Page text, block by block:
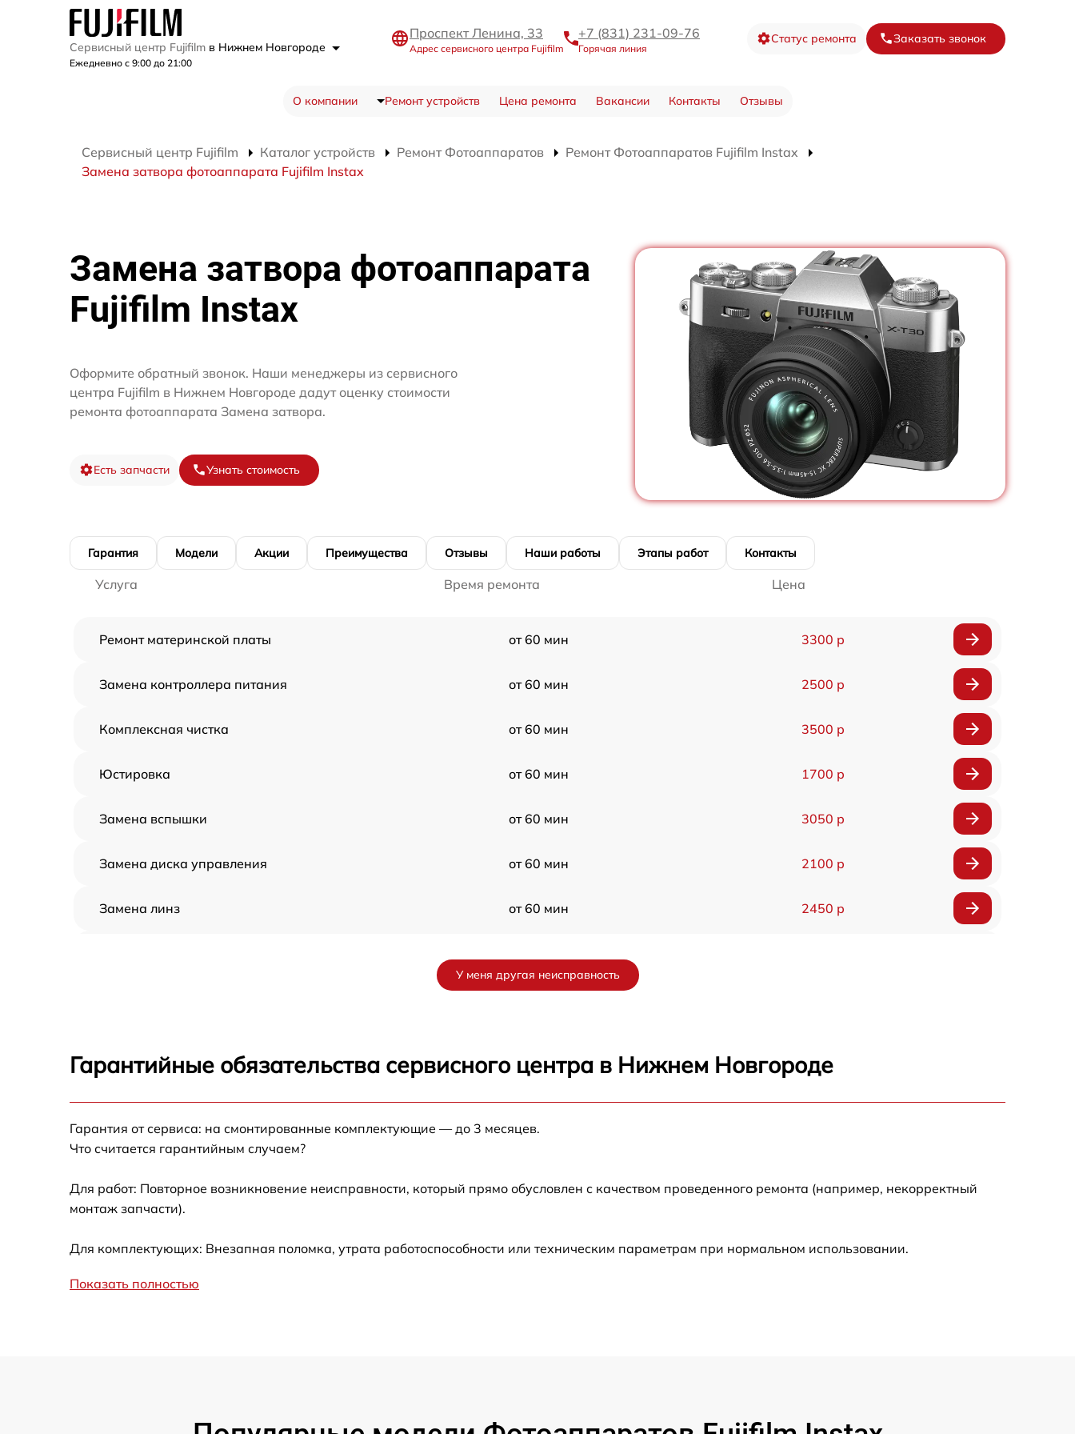
Сервисный центр Fujifilm в Нижнем Новгороде
Ежедневно с 9:00 до 21:00
Проспект Ленина, 33
Адрес сервисного центра Fujifilm
+7 (831) 231-09-76
Горячая линия
Статус ремонта Заказать звонок
О компании Ремонт устройств Цена ремонта Вакансии Контакты Отзывы
Сервисный центр Fujifilm Каталог устройств Ремонт Фотоаппаратов
Ремонт Фотоаппаратов Fujifilm Instax
Замена затвора фотоаппарата Fujifilm Instax
Замена затвора фотоаппарата
Fujifilm Instax
Оформите обратный звонок. Наши менеджеры из сервисного
центра Fujifilm в Нижнем Новгороде дадут оценку стоимости
ремонта фотоаппарата Замена затвора.
Есть запчасти Узнать стоимость
Гарантия Модели Акции Преимущества Отзывы Наши работы Этапы работ Контакты
Услуга Время ремонта Цена
Ремонт материнской платы от 60 мин 3300 р
Замена контроллера питания от 60 мин 2500 р
Комплексная чистка от 60 мин 3500 р
Юстировка от 60 мин 1700 р
Замена вспышки от 60 мин 3050 р
Замена диска управления от 60 мин 2100 р
Замена линз от 60 мин 2450 р
Замена дисплея (экрана) от 60 мин
У меня другая неисправность
Гарантийные обязательства сервисного центра в Нижнем Новгороде
Гарантия от сервиса: на смонтированные комплектующие — до 3 месяцев.
Что считается гарантийным случаем?
Для работ: Повторное возникновение неисправности, который прямо обусловлен с качеством проведенного ремонта (например, некорректный
монтаж запчасти).
Для комплектующих: Внезапная поломка, утрата работоспособности или техническим параметрам при нормальном использовании.
Показать полностью